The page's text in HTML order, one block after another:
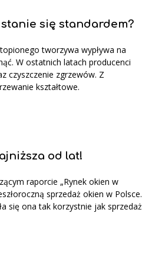
stanie się standardem?
tworzywa wypływa na
W ostatnich latach producenci
czyszczenie zgrzewów. Z
kształtowe.
od lat!
raporcie „Rynek okien w
sprzedaż okien w Polsce.
się ona tak korzystnie jak sprzedaż